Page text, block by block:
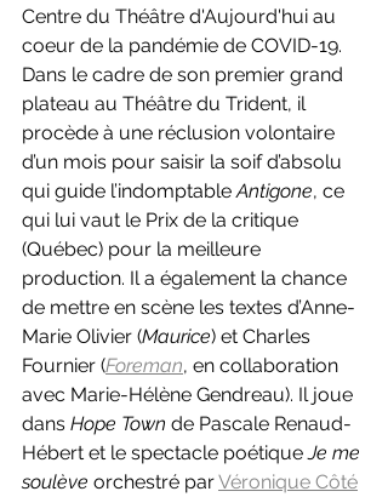
Centre du Théâtre d'Aujourd'hui au
coeur de la pandémie de COVID-19.
Dans le cadre de son premier grand
plateau au Théâtre du Trident, il
procède à une réclusion volontaire
d’un mois pour saisir la soif d’absolu
qui guide l’indomptable Antigone, ce
qui lui vaut le Prix de la critique
(Québec) pour la meilleure
production. Il a également la chance
de mettre en scène les textes d’Anne-
Marie Olivier (Maurice) et Charles
Fournier (Foreman, en collaboration
avec Marie-Hélène Gendreau). Il joue
dans Hope Town de Pascale Renaud-
Hébert et le spectacle poétique Je me
soulève orchestré par Véronique Côté